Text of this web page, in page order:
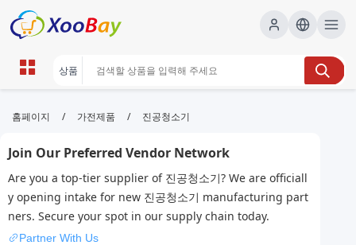
진공청소기 | XOOBAY B2B/B2C
진공청소기, 무선청소기, 비교, 추천, wholesale 진공청
소기, XOOBAY
다양한 모델의 성능과 가격 정보를 비교 분석하고 구매 팁 제공
홈페이지 / 가전제품 / 진공청소기
Join Our Preferred Vendor Network
Are you a top-tier supplier of 진공청소기? We are officiall
y opening intake for new 진공청소기 manufacturing part
ners. Secure your spot in our supply chain today.
Partner With Us